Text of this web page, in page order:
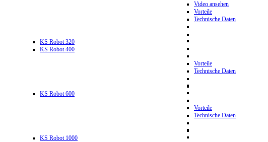
Video ansehen
Vorteile
Technische Daten
KS Robot 320
KS Robot 400
Vorteile
Technische Daten
KS Robot 600
Vorteile
Technische Daten
KS Robot 1000